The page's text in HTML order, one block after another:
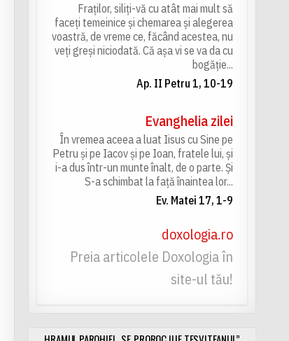
Fraților, siliți-vă cu atât mai mult să
faceți temeinice și chemarea și alegerea
voastră, de vreme ce, făcând acestea, nu
veți greși niciodată. Că așa vi se va da cu
bogăție...
Ap. II Petru 1, 10-19
Evanghelia zilei
În vremea aceea a luat Iisus cu Sine pe
Petru și pe Iacov și pe Ioan, fratele lui, și
i-a dus într-un munte înalt, de o parte. Și
S-a schimbat la față înaintea lor...
Ev. Matei 17, 1-9
doxologia.ro
Preia articolele Doxologia în
site-ul tău!